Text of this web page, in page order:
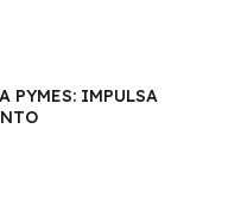
PYMES: IMPULSA